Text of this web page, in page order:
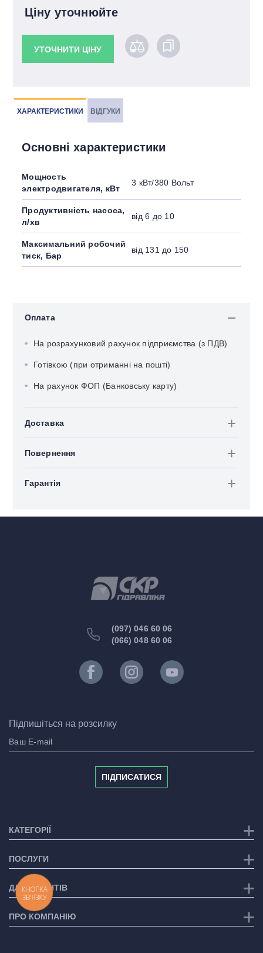
Ціну уточнюйте
УТОЧНИТИ ЦІНУ
ХАРАКТЕРИСТИКИ ВІДГУКИ
Основні характеристики
Мощность
электродвигателя, кВт
3 кВт/380 Вольт
Продуктивність насоса,
л/хв
від 6 до 10
Максимальний робочий
тиск, Бар
від 131 до 150
Оплата
На розрахунковий рахунок підприємства (з ПДВ)
Готівкою (при отриманні на пошті)
На рахунок ФОП (Банковську карту)
Доставка
Повернення
Гарантія
(097) 046 60 06
(066) 048 60 06
Підпишіться на розсилку
ПІДПИСАТИСЯ
КАТЕГОРІЇ
ПОСЛУГИ
ДЛЯ КЛІЄНТІВ
ПРО КОМПАНІЮ
КНОПКА
ЗВ'ЯЗКУ